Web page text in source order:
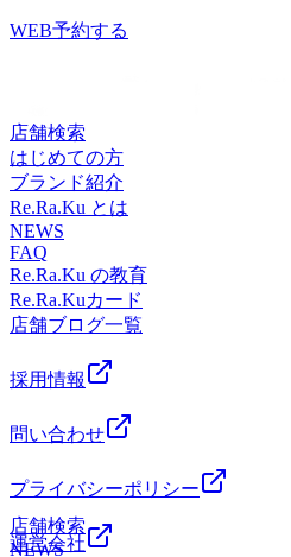
ス】東武東上線/JR川越線 川越駅
舟で身体を温めてリラックスし
す。自分に合った「一息つく」
♪11/13（水）の空き情報♪12：00
ジマ、ムロイ、クニタ皆様のご
ます！！埼玉県川越市脇田本町
時間】10:00～21:00(最終受付
線/JR川越線 川越駅改札出て左、
を下りるとあります!
WEB予約する
店舗検索
はじめての方
ブランド紹介
Re.Ra.Ku とは
NEWS
FAQ
Re.Ra.Ku の教育
Re.Ra.Kuカード
店舗ブログ一覧
採用情報
問い合わせ
プライバシーポリシー
運営会社
店舗検索
NEWS